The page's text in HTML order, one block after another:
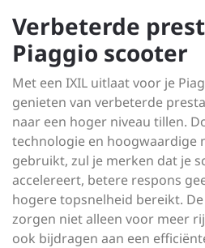
Verbeterde
Piaggio scooter
Met een IXIL uitlaat voor je
genieten van verbeterde
naar een hoger niveau tillen.
technologie en hoogwaardige
gebruikt, zul je merken dat je
accelereert, betere respons
hogere topsnelheid bereikt.
zorgen niet alleen voor meer
ook bijdragen aan een